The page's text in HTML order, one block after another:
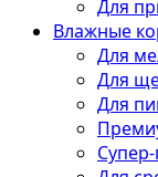
Для
Влажные
Для
Для
Для